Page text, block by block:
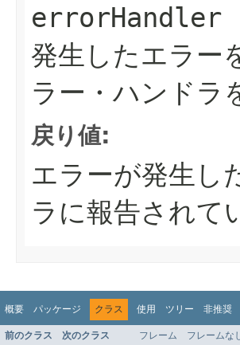
errorHandler
発生したエラー
ラー・ハンドラ
戻り値:
エラーが発生
ラに報告されて
概要 パッケージ クラス 使用 ツリー 非推奨
前のクラス 次のクラス フレーム フレームな